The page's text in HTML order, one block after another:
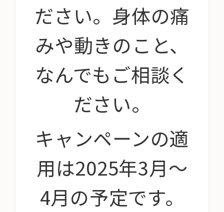
ださい。身体の痛
みや動きのこと、
なんでもご相談く
ださい。
キャンペーンの適
用は2025年3月〜
4月の予定です。